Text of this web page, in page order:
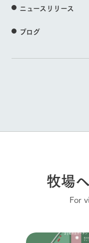
ニュースリリース
ブログ
牧場
For